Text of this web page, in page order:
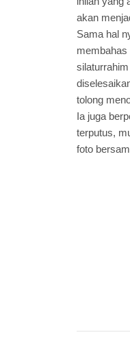
akan
Sama hal
membahas
tolong
Ia juga
terputus,
foto